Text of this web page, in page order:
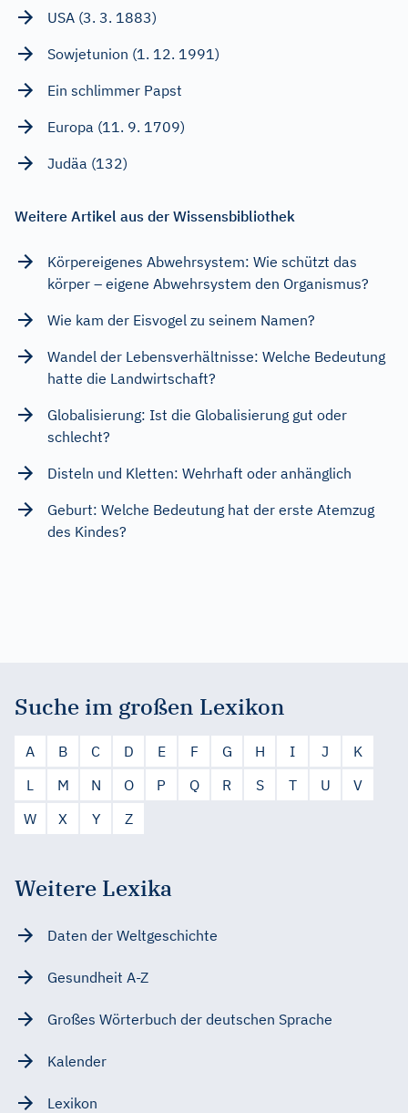
USA (3. 3. 1883)
Sowjetunion (1. 12. 1991)
Ein schlimmer Papst
Europa (11. 9. 1709)
Judäa (132)
Weitere Artikel aus der Wissensbibliothek
Körpereigenes Abwehrsystem: Wie schützt das
körper – eigene Abwehrsystem den Organismus?
Wie kam der Eisvogel zu seinem Namen?
Wandel der Lebensverhältnisse: Welche Bedeutung
hatte die Landwirtschaft?
Globalisierung: Ist die Globalisierung gut oder
schlecht?
Disteln und Kletten: Wehrhaft oder anhänglich
Geburt: Welche Bedeutung hat der erste Atemzug
des Kindes?
Suche im großen Lexikon
A B C D E F G H I J
K
L
M N O P Q R S T U
V
W
X Y Z
Weitere Lexika
Daten der Weltgeschichte
Gesundheit A-Z
Großes Wörterbuch der deutschen Sprache
Kalender
Lexikon